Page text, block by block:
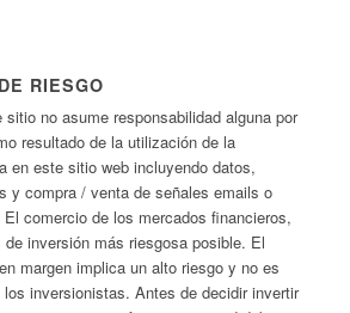
RIESGO
sitio no asume responsabilidad alguna por
resultado de la utilización de la
en este sitio web incluyendo datos,
y compra / venta de señales emails o
comercio de los mercados financieros,
inversión más riesgosa posible. El
margen implica un alto riesgo y no es
inversionistas. Antes de decidir invertir